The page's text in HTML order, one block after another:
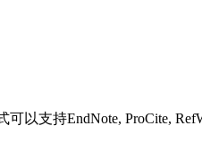
支持EndNote, ProCite,